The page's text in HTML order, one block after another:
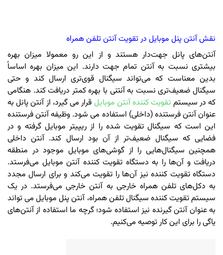
نقش آنتن پنل موبایل در تقویت آنتن تلفن همراه
آنتن‌های پانل جهت‌دار هستند و از این رو معمولا میزان بهره
بیشتری نسبت به آنتن تمام جهت دارند. این میزان بهره اساساً
بدین معناست که می‌تواند سیگنال قوی‌تری ارسال کند و حتی
سیگنال ضعیف‌تری نسبت به آنتنی با بهره کمتر دریافت کند. هنگامی
که در سیستم تقویت کننده آنتن موبایل قرار می گیرد، از آنتن پانل به
عنوان آنتن فرستنده (داخلی) استفاده می شود. وظیفه آنتن فرستنده
این است که سیگنال تقویت شده را از ریپیتر موبایل گرفته و در
فضایی که سیگنال ضعیف‌تر از آن بود ارسال کند. آنتن داخلی
همچنین سیگنال‌هایی را از گوشی‌های موبایل موجود در منطقه
دریافت و آن‌ها را به دستگاه تقویت کننده آنتن موبایل می‌فرستد.
دستگاه تقویت کننده نیز آن‌ها را تقویت می‌کند و برای ارسال مجدد
به دکل‌های تلفن همراه خارجی به آنتن خارجی می‌فرستد. در یک
سیستم تقویت کننده سیگنال تلفن همراه، آنتن پنل موبایل می تواند
به عنوان آنتن گیرنده نیز استفاده شود؛ گرچه ما استفاده از آنتن‌های
یاگی را برای این کار توصیه می‌کنیم.